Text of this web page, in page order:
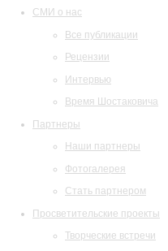
СМИ о нас
Все публикации
Рецензии
Интервью
Время Шостаковича
Партнеры
Наши партнеры
Фотогалерея
Стать партнером
Просветительские проекты
Творческие встречи